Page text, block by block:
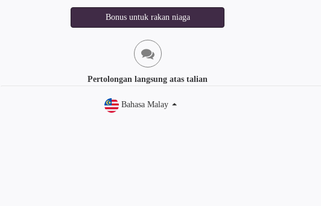
Bonus untuk rakan niaga
Pertolongan langsung atas talian
Bahasa Malay